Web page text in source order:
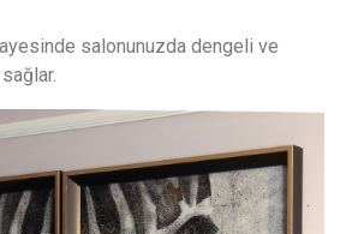
salonunuzda dengeli ve